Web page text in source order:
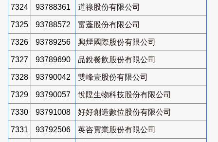
7324 93788361 道祿股份有限公司
7325 93788572 富蓬股份有限公司
7326 93789256 興煙國際股份有限公司
7327 93789690 品銳餐飲股份有限公司
7328 93790042 雙峰壹股份有限公司
7329 93790057 悅陞生物科技股份有限公司
7330 93791008 好好創造數位股份有限公司
7331 93792506 英咨實業股份有限公司